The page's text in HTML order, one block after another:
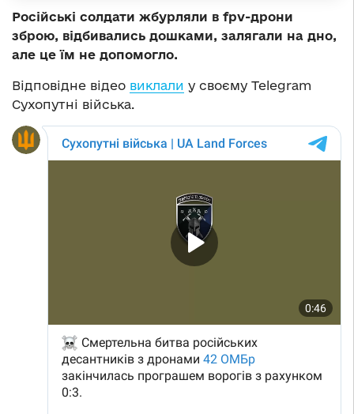
Російські солдати жбурляли в fpv-дрони
зброю, відбивались дошками, залягали на дно,
але це їм не допомогло.
Відповідне відео виклали у своєму Telegram
Сухопутні війська.